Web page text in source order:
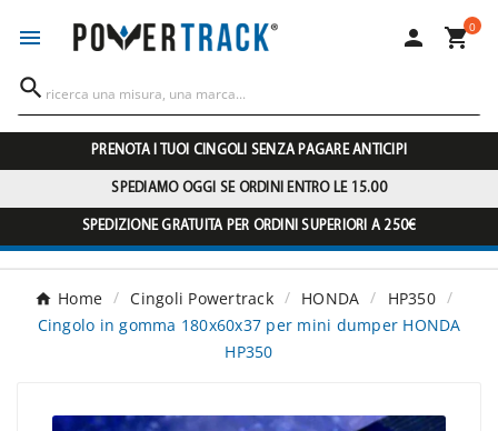
  0

PRENOTA I TUOI CINGOLI SENZA PAGARE ANTICIPI
SPEDIAMO OGGI SE ORDINI ENTRO LE 15.00
SPEDIZIONE GRATUITA PER ORDINI SUPERIORI A 250€
Home Cingoli Powertrack HONDA
HP350
Cingolo in gomma 180x60x37 per mini dumper HONDA
HP350